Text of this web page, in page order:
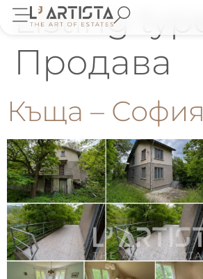
Listing type:
Продава
Къща – София